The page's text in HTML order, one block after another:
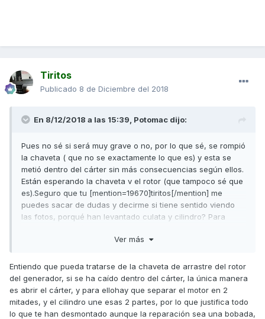
Tiritos
Publicado 8 de Diciembre del 2018
En 8/12/2018 a las 15:39, Potomac dijo:
Pues no sé si será muy grave o no, por lo que sé, se rompió
la chaveta ( que no se exactamente lo que es) y esta se
metió dentro del cárter sin más consecuencias según ellos.
Están esperando la chaveta v el rotor (que tampoco sé que
es).Seguro que tu [mention=19670]tiritos[/mention] me
puedes sacar de dudas y decirme si tiene sentido viendo
las fotos, porqué han levantado culata y cilindro? Para
Gracias
Enviado desde mi ONEPLUS A6003 mediante Tapatalk
Ver más
Entiendo que pueda tratarse de la chaveta de arrastre del rotor
del generador, si se ha caído dentro del cárter, la única manera
es abrir el cárter, y para ellohay que separar el motor en 2
mitades, y el cilindro une esas 2 partes, por lo que justifica todo
lo que te han desmontado aunque la reparación sea una bobada,